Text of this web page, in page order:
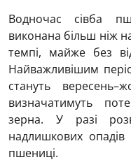
Водночас сівба
виконана більш ніж
темпі, майже без
Найважливішим
стануть
визначатимуть
зерна. У разі
надлишкових опадів
пшениці.